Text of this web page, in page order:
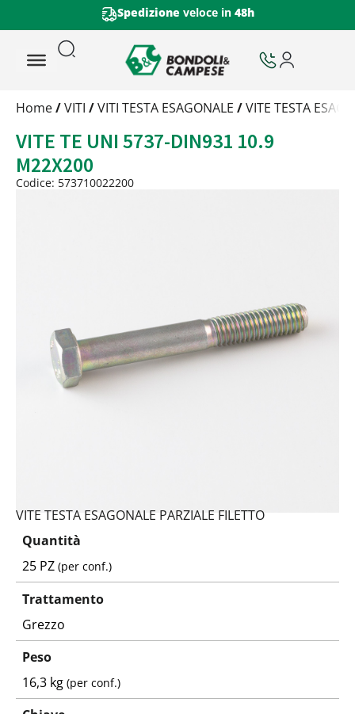
Spedizione veloce in 48h
Trattamento
Peso
Quantità
Trattamento:grezzo
Home/VITI /VITI TESTA ESAGONALE /VITE TESTA
VITE TE UNI 5737-DIN931 10.9
M22X200
Codice: 573710022200
VITE TESTA ESAGONALE PARZIALE FILETTO
Quantità
25 PZ(per conf.)
Trattamento
Grezzo
Peso
16,3 kg(per conf.)